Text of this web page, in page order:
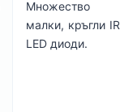
Множество
малки, кръгли IR
LED диоди.